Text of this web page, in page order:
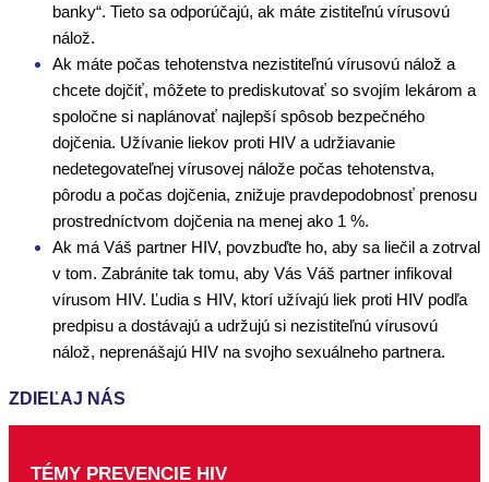
banky“. Tieto sa odporúčajú, ak máte zistiteľnú vírusovú
nálož.
Ak máte počas tehotenstva nezistiteľnú vírusovú nálož a
chcete dojčiť, môžete to prediskutovať so svojím lekárom a
spoločne si naplánovať najlepší spôsob bezpečného
dojčenia. Užívanie liekov proti HIV a udržiavanie
nedetegovateľnej vírusovej nálože počas tehotenstva,
pôrodu a počas dojčenia, znižuje pravdepodobnosť prenosu
prostredníctvom dojčenia na menej ako 1 %.
Ak má Váš partner HIV, povzbuďte ho, aby sa liečil a zotrval
v tom. Zabránite tak tomu, aby Vás Váš partner infikoval
vírusom HIV. Ľudia s HIV, ktorí užívajú liek proti HIV podľa
predpisu a dostávajú a udržujú si nezistiteľnú vírusovú
nálož, neprenášajú HIV na svojho sexuálneho partnera.
ZDIEĽAJ NÁS
TÉMY PREVENCIE HIV